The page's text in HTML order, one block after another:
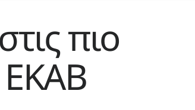
πιο
ΕΚΑΒ